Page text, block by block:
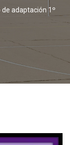
de adaptación 1º